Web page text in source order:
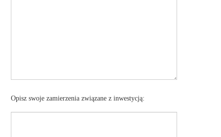
Opisz swoje zamierzenia związane z inwestycją: